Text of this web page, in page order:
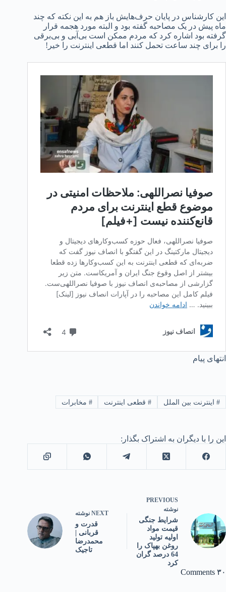
این کارشناس در پایان حرف‌هایش باز هم به این نکته که چند
ماه پیش در یک مصاحبه گفته بود و البته مورد هجمه قرار
گرفته بود اشاره کرد که مردم ممکن است بی‌آبی و بی‌برقی
را برای چند ساعت تحمل کنند اما قطعی اینترنت را خیر!
انتهای پیام
#اینترنت بین الملل #قطعی اینترنت # مخابرات
این را با دیگران به اشتراک بگذار:
PREVIOUS
نوشته
شرایط جنگی
قیمت مواد
اولیه تولید
روغن بهپاک را
64 درصد گران
کرد
NEXT نوشته
قدرت و
قربانی |
محمدرضا
تاجیک
۳۰ Comments